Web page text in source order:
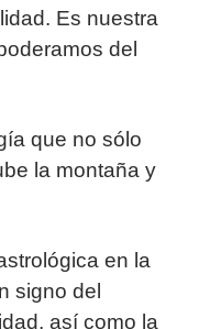
Es nuestra
del
que no sólo
la montaña y
en la
signo del
así como la